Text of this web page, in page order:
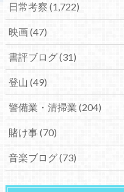
日常考察 (1,722)
映画(47)
書評ブログ(31)
登山 (49)
警備業・清掃業 (204)
賭け事(70)
音楽ブログ(73)